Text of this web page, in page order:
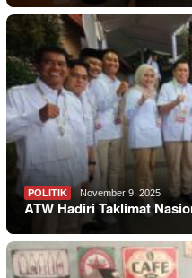
POLITIK November 9, 2025
ATW Hadiri Taklimat